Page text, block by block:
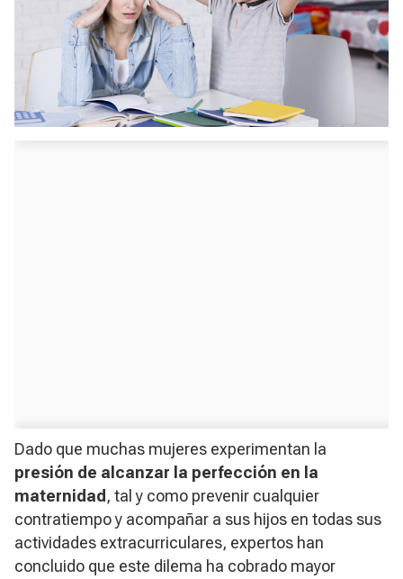
Dado que muchas mujeres experimentan la
presión de alcanzar la perfección en la
maternidad , tal y como prevenir cualquier
contratiempo y acompañar a sus hijos en todas sus
actividades extracurriculares, expertos han
concluido que este dilema ha cobrado mayor